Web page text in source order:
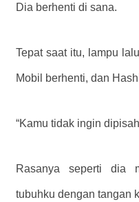
Dia berhenti di sana.
Tepat saat itu, lampu
Mobil berhenti, dan
“Kamu tidak ingin
Rasanya seperti dia
tubuhku dengan tangan